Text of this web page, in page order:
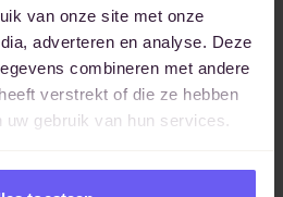
van onze site met onze
adverteren en analyse. Deze
combineren met andere
verstrekt of die ze hebben
gebruik van hun services.
maakt, maakt lenig luisteren